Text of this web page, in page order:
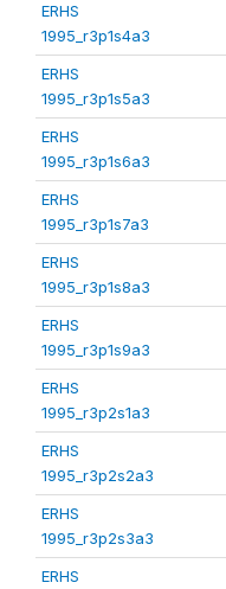
ERHS
1995_r3p1s4a3
ERHS
1995_r3p1s5a3
ERHS
1995_r3p1s6a3
ERHS
1995_r3p1s7a3
ERHS
1995_r3p1s8a3
ERHS
1995_r3p1s9a3
ERHS
1995_r3p2s1a3
ERHS
1995_r3p2s2a3
ERHS
1995_r3p2s3a3
ERHS